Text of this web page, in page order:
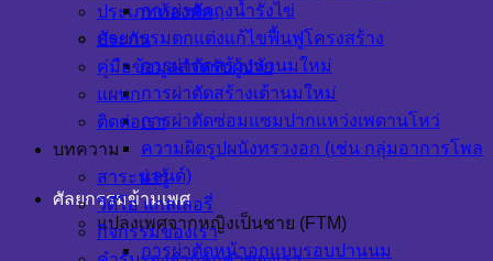
การผ่าตัดถุงน้ำรังไข่
ศัลยกรรมตกแต่งแก้ไขฟื้นฟูโครงสร้าง
การผ่าตัดสร้างหัวนมใหม่
การผ่าตัดสร้างเต้านมใหม่
การผ่าตัดซ่อมแซมปากแหว่งเพดานโหว่
ความผิดรูปผนังทรวงอก (เช่น กลุ่มอาการโพล
แลนด์)
ศัลยกรรมข้ามเพศ
แปลงเพศจากหญิงเป็นชาย (FTM)
การผ่าตัดหน้าอกแบบรอบปานนม
ประเภทห้องพัก
ประกัน
คู่มือข้อมูลสำหรับผู้ป่วย
แผนก
ติดต่อเรา
บทความ
สาระน่ารู้
วิดีโอ แกลเลอรี่
กิจกรรมของเรา